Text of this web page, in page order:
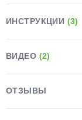
ИНСТРУКЦИИ (3)
ВИДЕО (2)
ОТЗЫВЫ